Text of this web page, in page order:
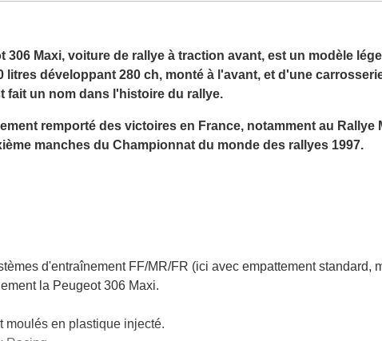
306 Maxi, voiture de rallye à traction avant, est un modèle
litres développant 280 ch, monté à l'avant, et d'une
fait un nom dans l'histoire du rallye.
remporté des victoires en France, notamment au Rallye
manches du Championnat du monde des rallyes 1997.
d'entraînement FF/MR/FR (ici avec empattement standard,
la Peugeot 306 Maxi.
moulés en plastique injecté.